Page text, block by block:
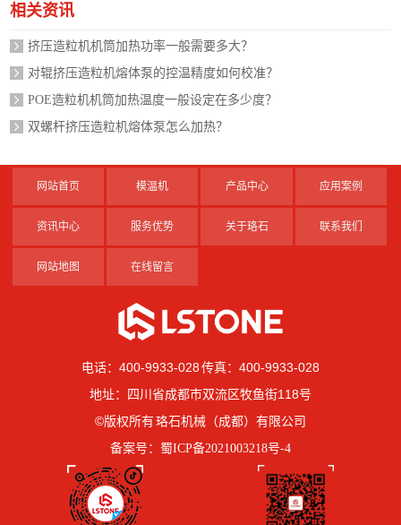
相关资讯
挤压造粒机机筒加热功率一般需要多大？
对辊挤压造粒机熔体泵的控温精度如何校准？
POE造粒机机筒加热温度一般设定在多少度？
双螺杆挤压造粒机熔体泵怎么加热？
网站首页 模温机 产品中心 应用案例
资讯中心 服务优势 关于珞石 联系我们
网站地图 在线留言
电话：400-9933-028 传真：400-9933-028
地址：四川省成都市双流区牧鱼街118号
©版权所有 珞石机械（成都）有限公司
备案号： 蜀ICP备2021003218号-4